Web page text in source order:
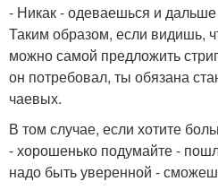
- Никак - одеваешься и
Таким образом, если видишь,
можно самой предложить
он потребовал, ты обязана
чаевых.
В том случае, если хотите
- хорошенько подумайте -
надо быть уверенной -